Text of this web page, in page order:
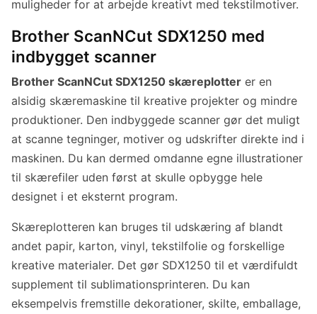
muligheder for at arbejde kreativt med tekstilmotiver.
Brother ScanNCut SDX1250 med
indbygget scanner
Brother ScanNCut SDX1250 skæreplotter er en
alsidig skæremaskine til kreative projekter og mindre
produktioner. Den indbyggede scanner gør det muligt
at scanne tegninger, motiver og udskrifter direkte ind i
maskinen. Du kan dermed omdanne egne illustrationer
til skærefiler uden først at skulle opbygge hele
designet i et eksternt program.
Skæreplotteren kan bruges til udskæring af blandt
andet papir, karton, vinyl, tekstilfolie og forskellige
kreative materialer. Det gør SDX1250 til et værdifuldt
supplement til sublimationsprinteren. Du kan
eksempelvis fremstille dekorationer, skilte, emballage,